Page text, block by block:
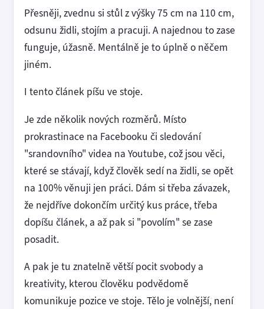
Přesněji, zvednu si stůl z výšky 75 cm na 110 cm,
odsunu židli, stojím a pracuji. A najednou to zase
funguje, úžasně. Mentálně je to úplně o něčem
jiném.
I tento článek píšu ve stoje.
Je zde několik nových rozměrů. Místo
prokrastinace na Facebooku či sledování
"srandovního" videa na Youtube, což jsou věci,
které se stávají, když člověk sedí na židli, se opět
na 100% věnuji jen práci. Dám si třeba závazek,
že nejdříve dokončím určitý kus práce, třeba
dopíšu článek, a až pak si "povolím" se zase
posadit.
A pak je tu znatelně větší pocit svobody a
kreativity, kterou člověku podvědomě
komunikuje pozice ve stoje. Tělo je volnější, není